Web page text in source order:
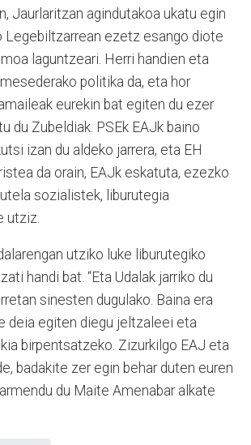
Jaurlaritzan agindutakoa ukatu egin
Legebiltzarrean ezetz esango diote
laguntzeari. Herri handien eta
politika da, eta hor
eurekin bat egiten du ezer
du Zubeldiak. PSEk EAJk baino
izan du aldeko jarrera, eta EH
da orain, EAJk eskatuta, ezezko
sozialistek, liburutegia
utziz.
utziko luke liburutegiko
handi bat. “Eta Udalak jarriko du
sinesten dugulako. Baina era
deia egiten diegu jeltzaleei eta
birpentsatzeko. Zizurkilgo EAJ eta
badakite zer egin behar duten euren
du Maite Amenabar alkate